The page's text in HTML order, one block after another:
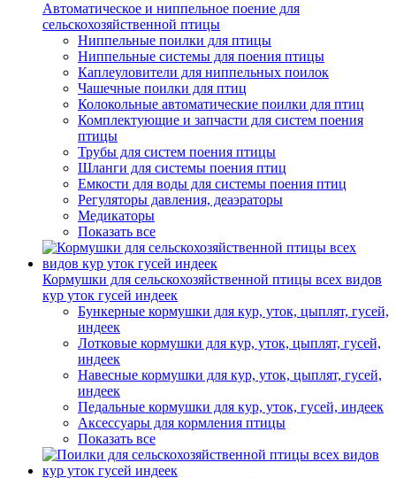
Автоматическое и ниппельное поение для
сельскохозяйственной птицы
Ниппельные поилки для птицы
Ниппельные системы для поения птицы
Каплеуловители для ниппельных поилок
Чашечные поилки для птиц
Колокольные автоматические поилки для птиц
Комплектующие и запчасти для систем поения
птицы
Трубы для систем поения птицы
Шланги для системы поения птиц
Емкости для воды для системы поения птиц
Регуляторы давления, деаэраторы
Медикаторы
Показать все
Кормушки для сельскохозяйственной птицы всех видов
кур уток гусей индеек
Бункерные кормушки для кур, уток, цыплят, гусей,
индеек
Лотковые кормушки для кур, уток, цыплят, гусей,
индеек
Навесные кормушки для кур, уток, цыплят, гусей,
индеек
Педальные кормушки для кур, уток, гусей, индеек
Аксессуары для кормления птицы
Показать все